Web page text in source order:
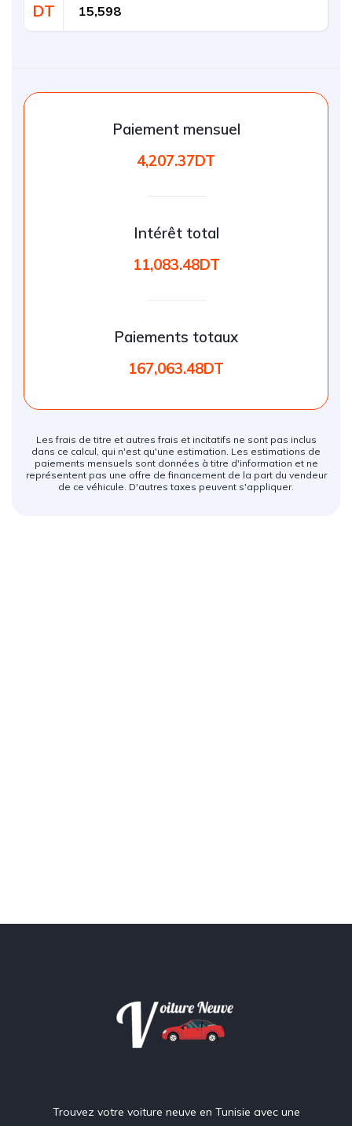
DT
Paiement mensuel
4,207.37DT
Intérêt total
11,083.48DT
Paiements totaux
167,063.48DT
Les frais de titre et autres frais et incitatifs ne sont pas inclus
dans ce calcul, qui n'est qu'une estimation. Les estimations de
paiements mensuels sont données à titre d'information et ne
représentent pas une offre de financement de la part du vendeur
de ce véhicule. D'autres taxes peuvent s'appliquer.
Trouvez votre voiture neuve en Tunisie avec une